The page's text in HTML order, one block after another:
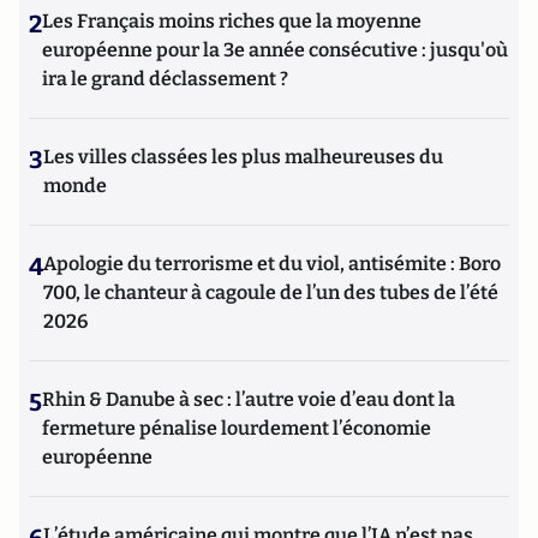
2Les Français moins riches que la moyenne
européenne pour la 3e année consécutive : jusqu'où
ira le grand déclassement ?
3Les villes classées les plus malheureuses du
monde
4Apologie du terrorisme et du viol, antisémite : Boro
700, le chanteur à cagoule de l’un des tubes de l’été
2026
5Rhin & Danube à sec : l’autre voie d’eau dont la
fermeture pénalise lourdement l’économie
européenne